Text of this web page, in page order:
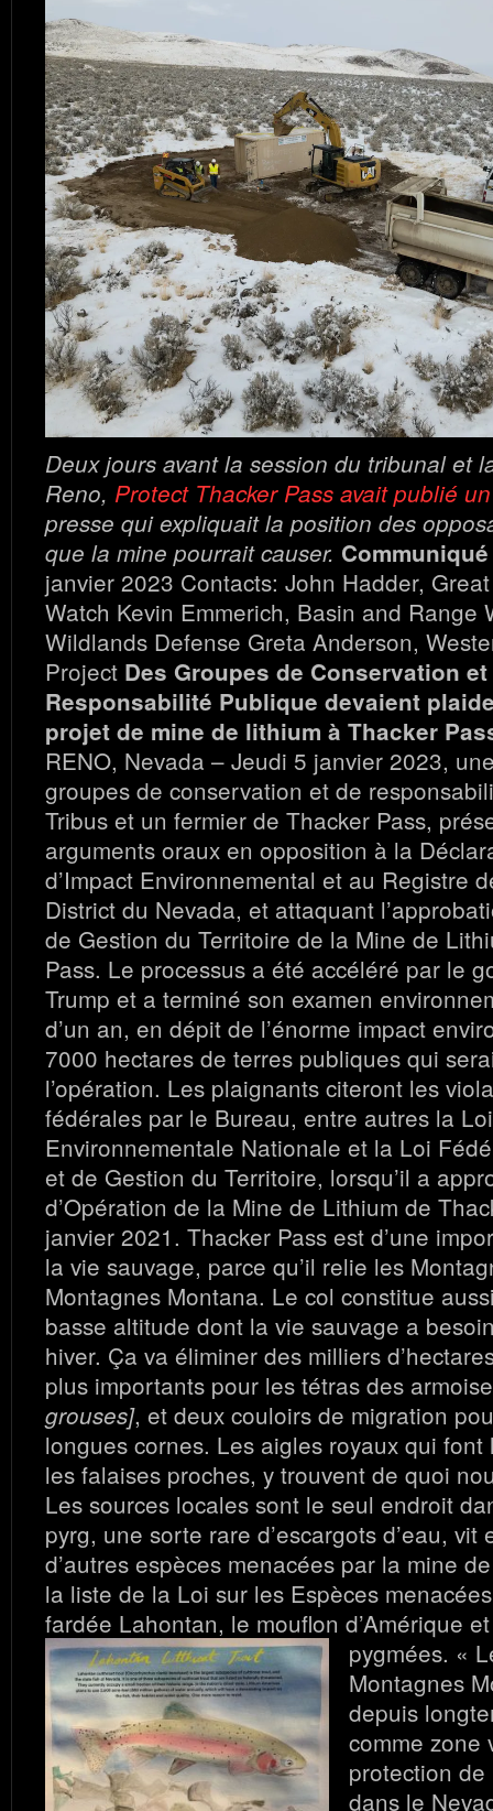
Deux jours avant la session du tribunal et
Reno, Protect Thacker Pass avait publié
presse qui expliquait la position des
que la mine pourrait causer.
janvier 2023 Contacts: John Hadder,
Watch Kevin Emmerich, Basin and Range
Wildlands Defense Greta Anderson,
Project Des Groupes de Conservation
Responsabilité Publique devaient
projet de mine de lithium à Thacker
RENO, Nevada – Jeudi 5 janvier 2023,
groupes de conservation et de
Tribus et un fermier de Thacker Pass,
arguments oraux en opposition à la
d’Impact Environnemental et au Registre
District du Nevada, et attaquant
de Gestion du Territoire de la Mine de
Pass. Le processus a été accéléré par le
Trump et a terminé son examen
d’un an, en dépit de l’énorme impact
7000 hectares de terres publiques qui
l’opération. Les plaignants citeront les
fédérales par le Bureau, entre autres la
Environnementale Nationale et la Loi
et de Gestion du Territoire, lorsqu’il a
d’Opération de la Mine de Lithium de
janvier 2021. Thacker Pass est d’une
la vie sauvage, parce qu’il relie les
Montagnes Montana. Le col constitue
basse altitude dont la vie sauvage a
hiver. Ça va éliminer des milliers
plus importants pour les tétras des
grouses], et deux couloirs de migration
longues cornes. Les aigles royaux qui font
les falaises proches, y trouvent de quoi
Les sources locales sont le seul endroit
pyrg, une sorte rare d’escargots d’eau,
d’autres espèces menacées par la mine
la liste de la Loi sur les Espèces
fardée Lahontan, le mouflon d’Amérique
pygmées. «
Montagnes
depuis
comme zone
protection
dans le